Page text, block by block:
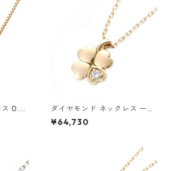
0.3c
0.3カ
フ ペ
ダイヤモンド ネックレス 一粒
0.014ct K18 イエローゴール
ド 四葉 クローバーモチーフ ペ
¥64,730